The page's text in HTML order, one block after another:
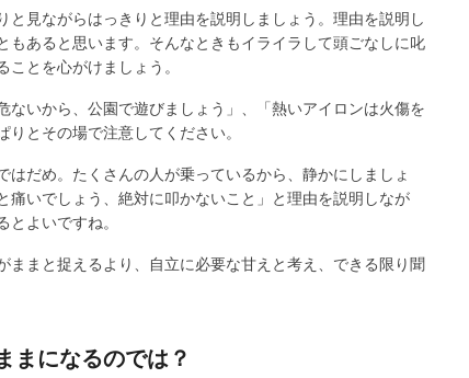
見ながらはっきりと理由を説明しましょう。理由を説明し
あると思います。そんなときもイライラして頭ごなしに叱
とを心がけましょう。
いから、公園で遊びましょう」、「熱いアイロンは火傷を
とその場で注意してください。
だめ。たくさんの人が乗っているから、静かにしましょ
痛いでしょう、絶対に叩かないこと」と理由を説明しなが
よいですね。
まと捉えるより、自立に必要な甘えと考え、できる限り聞
まになるのでは？